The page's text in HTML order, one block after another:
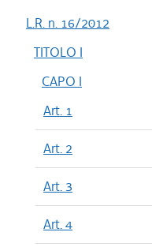
L.R. n. 16/2012
TITOLO I
CAPO I
Art. 1
Art. 2
Art. 3
Art. 4